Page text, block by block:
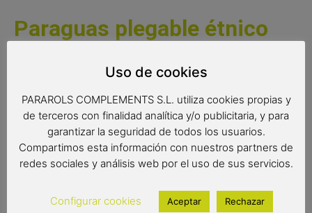
Paraguas plegable étnico
diseño con trazos étnicos y una combinación de colores
que lo convierten en un paraguas plegable muy original.
Medidas:
Radio de tela: 53 cm.
Diámetro: 92 cm.
Uso de cookies
PARAROLS COMPLEMENTS S.L. utiliza cookies propias y
de terceros con finalidad analítica y/o publicitaria, y para
garantizar la seguridad de todos los usuarios.
Compartimos esta información con nuestros partners de
redes sociales y análisis web por el uso de sus servicios.
Configurar cookies Aceptar Rechazar